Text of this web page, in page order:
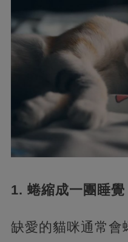
1. 蜷縮成一團睡覺
缺愛的貓咪通常會